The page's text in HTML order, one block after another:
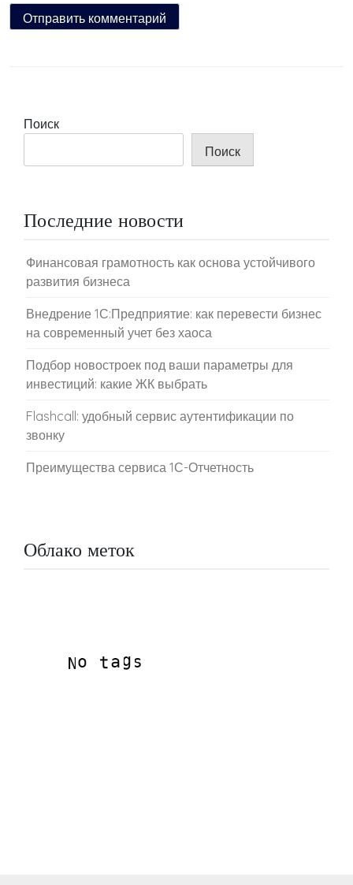
Поиск
Поиск
Последние новости
Финансовая грамотность как основа устойчивого
развития бизнеса
Внедрение 1С:Предприятие: как перевести бизнес
на современный учет без хаоса
Подбор новостроек под ваши параметры для
инвестиций: какие ЖК выбрать
Flashcall: удобный сервис аутентификации по
звонку
Преимущества сервиса 1С-Отчетность
Облако меток